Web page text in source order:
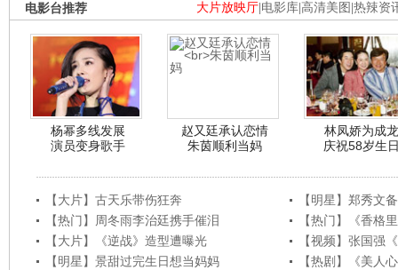
大片放映厅 电影库 高清美图 热辣资
电影台推荐
杨幂多线发展
演员变身歌手
赵又廷承认恋情
朱茵顺利当妈
林凤娇为成龙
庆祝58岁生
【大片】古天乐带伤狂奔
【明星】郑秀文
【热门】周冬雨李治廷携手催泪
【热门】《香格
【大片】《逆战》造型遭曝光
【视频】张国强
【明星】景甜过完生日想当妈妈
【热剧】《美人